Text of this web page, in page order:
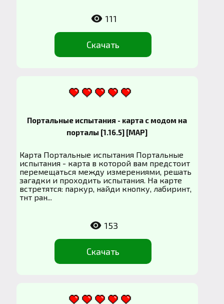
Скачать
111
Портальные испытания - карта с модом на
порталы [1.16.5] [MAP]
Карта Портальные испытания Портальные
испытания - карта в которой вам предстоит
перемещаться между измерениями, решать
загадки и проходить испытания. На карте
встретятся: паркур, найди кнопку, лабиринт,
тнт ран...
Скачать
153